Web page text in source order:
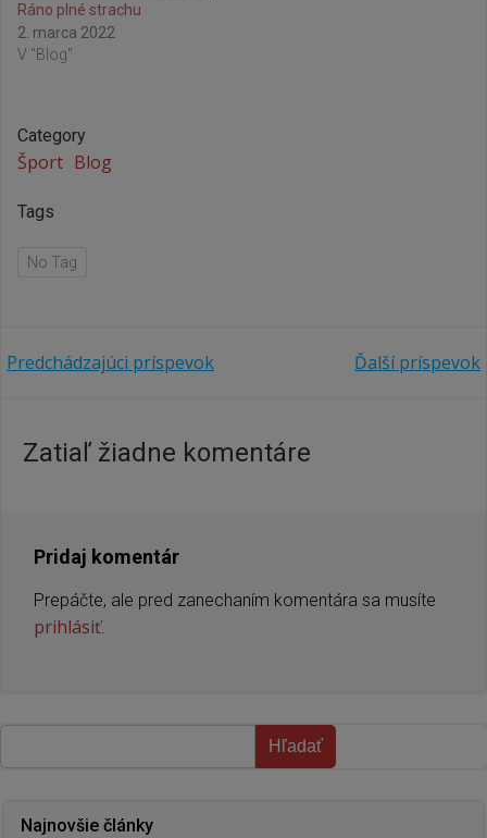
Ráno plné strachu
2. marca 2022
V "Blog"
Category
Šport Blog
Tags
No Tag
Navigácia
v
Predchádzajúci príspevok
Navigácia
v
Ďalší príspevok
Zatiaľ žiadne komentáre
Pridaj komentár
Prepáčte, ale pred zanechaním komentára sa musíte
prihlásiť.
Hľadať
Najnovšie články